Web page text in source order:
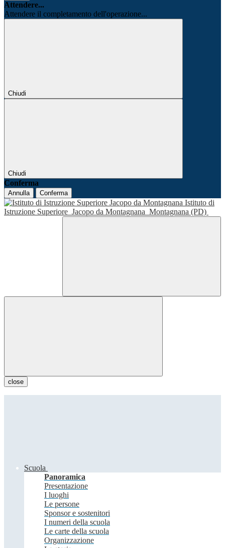
Attendere...
Attendere il completamento dell'operazione...
Chiudi
Chiudi
Conferma
Annulla Conferma
Istituto di
Istruzione Superiore Jacopo da Montagnana Montagnana (PD)
close
Scuola
Panoramica
Presentazione
I luoghi
Le persone
Sponsor e sostenitori
I numeri della scuola
Le carte della scuola
Organizzazione